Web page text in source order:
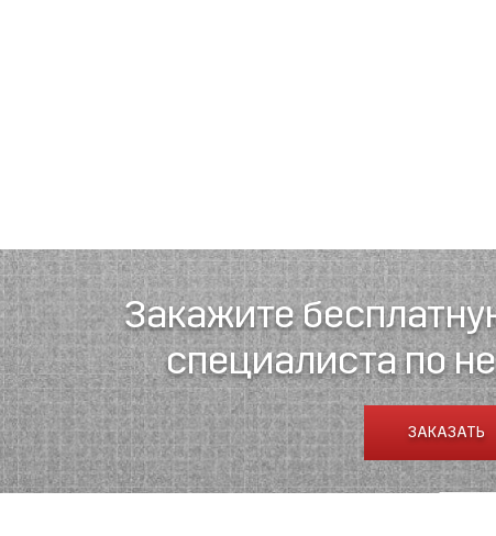
Закажите
специалиста по
ЗАКАЗАТЬ